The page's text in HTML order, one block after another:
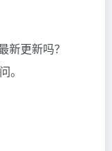
新更新吗？
。